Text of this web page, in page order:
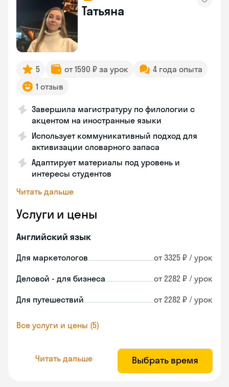
Татьяна
5 от 1590 ₽ за урок
4 года опыта
1 отзыв
Завершила магистратуру по филологии с
акцентом на иностранные языки
Использует коммуникативный подход для
активизации словарного запаса
Адаптирует материалы под уровень и
интересы студентов
Читать дальше
Услуги и цены
Английский язык
Для маркетологов от 3325 ₽ / урок
Деловой - для бизнеса от 2282 ₽ / урок
Для путешествий от 2282 ₽ / урок
Все услуги и цены (5)
Читать дальше Выбрать время